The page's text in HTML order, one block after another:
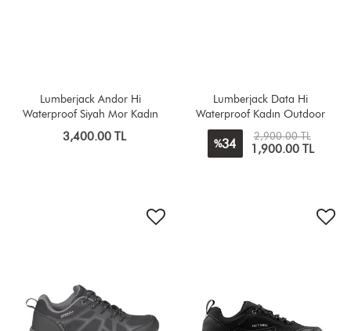
Lumberjack Andor Hi
Waterproof Siyah Mor Kadın
Outdoor Bot
3,400.00 TL
Lumberjack Data Hi
Waterproof Kadın Outdoor
Bot
%34
2,900.00 TL
1,900.00 TL